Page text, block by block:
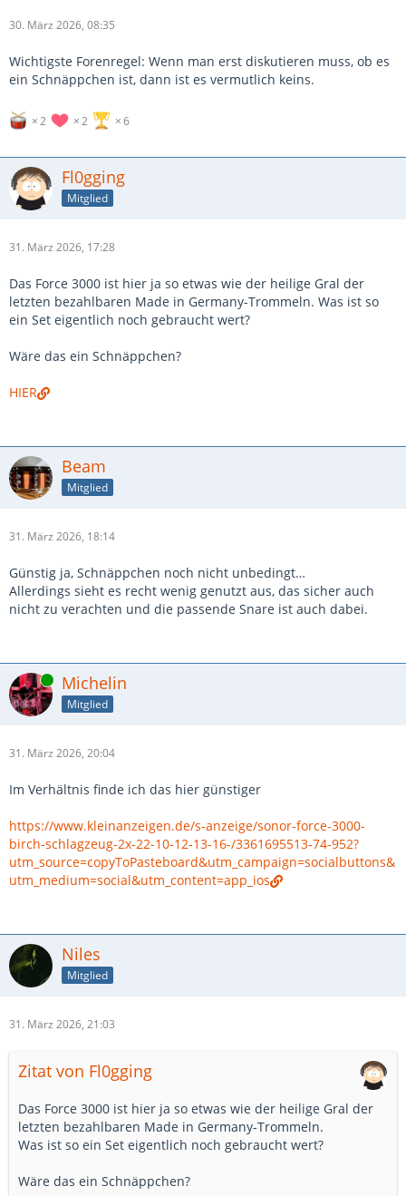
30. März 2026, 08:35
Wichtigste Forenregel: Wenn man erst diskutieren muss, ob es
ein Schnäppchen ist, dann ist es vermutlich keins.
2 2 6
Fl0gging
Mitglied
31. März 2026, 17:28
Das Force 3000 ist hier ja so etwas wie der heilige Gral der
letzten bezahlbaren Made in Germany-Trommeln. Was ist so
ein Set eigentlich noch gebraucht wert?
Wäre das ein Schnäppchen?
HIER
Beam
Mitglied
31. März 2026, 18:14
Günstig ja, Schnäppchen noch nicht unbedingt…
Allerdings sieht es recht wenig genutzt aus, das sicher auch
nicht zu verachten und die passende Snare ist auch dabei.
Online Michelin
Mitglied
31. März 2026, 20:04
Im Verhältnis finde ich das hier günstiger
https://www.kleinanzeigen.de/s-anzeige/sonor-force-3000-
birch-schlagzeug-2x-22-10-12-13-16-/3361695513-74-952?
utm_source=copyToPasteboard&utm_campaign=socialbuttons&
utm_medium=social&utm_content=app_ios
Niles
Mitglied
31. März 2026, 21:03
Zitat von Fl0gging
Das Force 3000 ist hier ja so etwas wie der heilige Gral der
letzten bezahlbaren Made in Germany-Trommeln.
Was ist so ein Set eigentlich noch gebraucht wert?
Wäre das ein Schnäppchen?